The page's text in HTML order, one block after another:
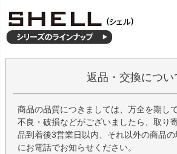
返品・交換につい
商品の品質につきましては、万全を期し
不良・破損などがございましたら、取り
品到着後3営業日以内、それ以外の商品
にお電話でお知らせください。